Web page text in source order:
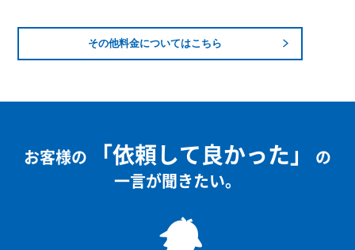
その他料金についてはこちら
お客様の 「依頼して良かった」
の
一言が聞きたい。